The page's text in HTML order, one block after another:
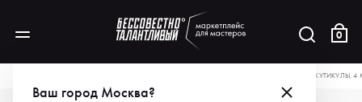
0
Ваш город Москва?
GD КУСАЧКИ ДЛЯ КУТИКУЛЫ,